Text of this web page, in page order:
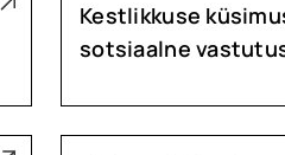
Kestlikkuse
sotsiaalne